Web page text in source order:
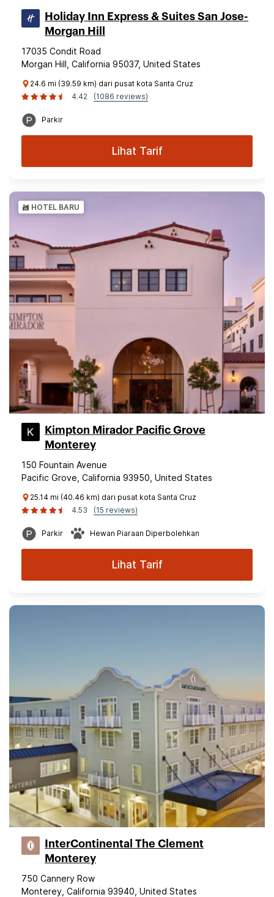
Holiday Inn Express & Suites San Jose-
Morgan Hill
17035 Condit Road
Morgan Hill, California 95037, United States
24.6 mi (39.59 km) dari pusat kota Santa Cruz
4.42
(1086 reviews)
Parkir
Lihat Tarif
HOTEL BARU
Kimpton Mirador Pacific Grove
Monterey
150 Fountain Avenue
Pacific Grove, California 93950, United States
25.14 mi (40.46 km) dari pusat kota Santa Cruz
4.53
(15 reviews)
Parkir Hewan Piaraan Diperbolehkan
Lihat Tarif
InterContinental The Clement
Monterey
750 Cannery Row
Monterey, California 93940, United States